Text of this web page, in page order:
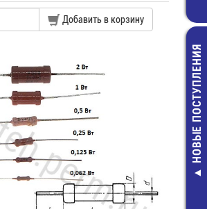
ER34615H-
02 Элемент
батарея
LiSOCl2 D 3,6V
НОВЫЕ ПОСТУПЛЕНИЯ
Добавить в корзину